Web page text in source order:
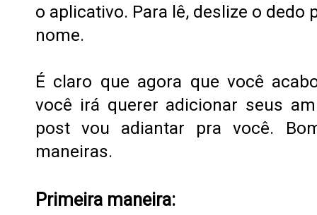
o aplicativo. Para lê, deslize o dedo
nome.
É claro que agora que você
você irá querer adicionar seus
post vou adiantar pra você.
maneiras.
Primeira maneira: